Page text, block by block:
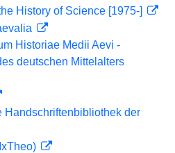
History of Science [1975-]
Historiae Medii Aevi -
deutschen Mittelalters
Handschriftenbibliothek der